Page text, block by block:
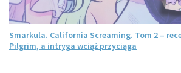
Smarkula. California Screaming. Tom 2 –
Pilgrim, a intryga wciąż przyciąga